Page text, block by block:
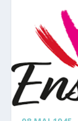
08 MAI 1945
« APRÈS LA
POIGNANT
CENTRE
DES FEM...
ICI MAYENNE
RADIO
LES ELLES